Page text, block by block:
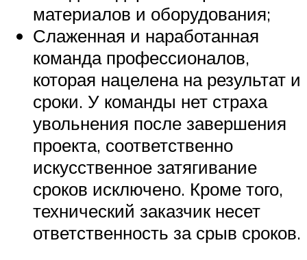
материалов и оборудования;
Слаженная и наработанная
команда профессионалов,
которая нацелена на результат и
сроки. У команды нет страха
увольнения после завершения
проекта, соответственно
искусственное затягивание
сроков исключено. Кроме того,
технический заказчик несет
ответственность за срыв сроков.